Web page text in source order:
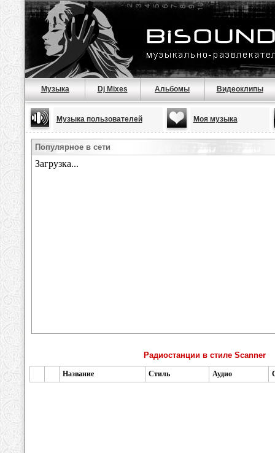
Музыка Dj Mixes Альбомы Видеоклипы
Музыка пользователей Моя музыка
Популярное в сети
Радиостанции в стиле Scanner
Название Стиль Аудио